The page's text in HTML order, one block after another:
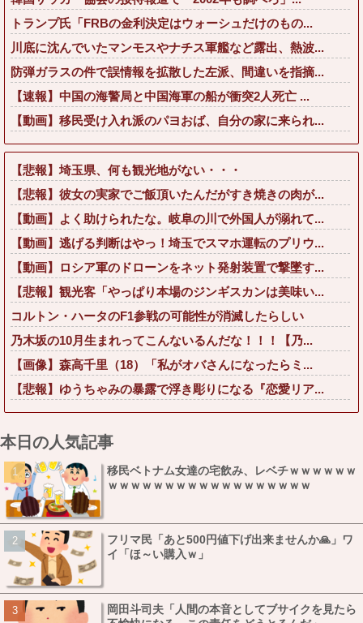
トランプ氏「FRBの金利決定はウォーシュだけのもの...
川底に沈んでいたマンモスやナチス軍艦など露出、熱波...
防弾ガラスの件で誤情報を拡散した左派、間違いを指摘...
【速報】中国の海警局と中国海軍の船が衝突2人死亡 ...
【動画】移民受け入れ派のパヨおば、自分の家に来られ...
【悲報】埼玉県、何も観光地がない・・・
【悲報】彼女の実家でご飯頂いたんだがすき焼きの肉が...
【動画】よく助けられたな。岐阜の川で外国人が溺れて...
【動画】逃げる判断はやっ！埼玉でスマホ運転のプリウ...
【動画】ロシア軍のドローンをネット発射装置で撃墜す...
【悲報】観光客「やっぱり本場のジンギスカンは美味い...
コルトン・ハータのF1参戦の可能性が消滅したらしい
乃木坂の10月生まれってこんないるんだな！！！【乃...
【画像】森高千里（18）「私がオバさんになったらミ...
【悲報】ゆうちゃみの暴露で浮き彫りになる『恋愛リア...
本日の人気記事
移民ベトナム女達の宅飲み、レベチｗｗｗｗｗｗ
ｗｗｗｗｗｗｗｗｗｗｗｗｗｗｗｗｗｗ
フリマ民「あと500円値下げ出来ませんか🙏」ワ
イ「ほ～い購入ｗ」
岡田斗司夫「人間の本音としてブサイクを見たら